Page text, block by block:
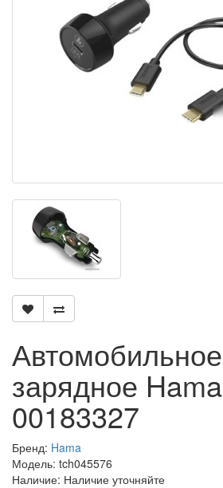
Автомобильное
зарядное Hama
00183327
Бренд: Hama
Модель: tch045576
Наличие: Наличие уточняйте